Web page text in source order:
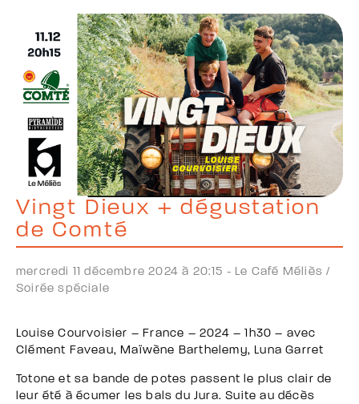
Vingt Dieux + dégustation
de Comté
mercredi 11 décembre 2024 à 20:15 - Le Café Méliès /
Soirée spéciale
Louise Courvoisier – France – 2024 – 1h30 – avec
Clément Faveau, Maïwène Barthelemy, Luna Garret
Totone et sa bande de potes passent le plus clair de
leur été à écumer les bals du Jura. Suite au décès